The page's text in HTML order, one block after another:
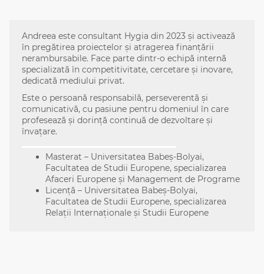
Andreea este consultant Hygia din 2023 și activează
în pregătirea proiectelor și atragerea finanțării
nerambursabile. Face parte dintr-o echipă internă
specializată în competitivitate, cercetare și inovare,
dedicată mediului privat.
Este o persoană responsabilă, perseverentă și
comunicativă, cu pasiune pentru domeniul în care
profesează și dorință continuă de dezvoltare și
învațare.
Masterat – Universitatea Babeș-Bolyai,
Facultatea de Studii Europene, specializarea
Afaceri Europene și Management de Programe
Licență – Universitatea Babeș-Bolyai,
Facultatea de Studii Europene, specializarea
Relații Internaționale și Studii Europene